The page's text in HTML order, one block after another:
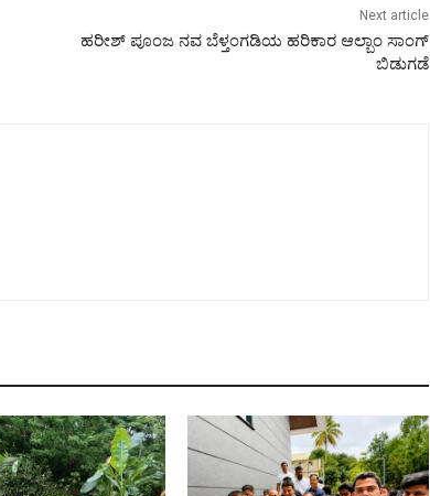
Next article
ಹರೀಶ್ ಪೂಂಜ ನವ ಬೆಳ್ತಂಗಡಿಯ ಹರಿಕಾರ ಆಲ್ಬಾಂ ಸಾಂಗ್
ಬಿಡುಗಡೆ